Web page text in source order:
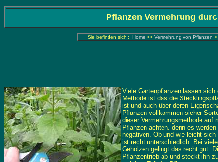
Pflanzen Vermehrung
Sie befinden sich : Home >> Vermehrung von Pflanzen
Viele Gartenpflanzen lassen sich
Methode ist das die
ist und auch über deren
Pflanzen vollkommen sicher
dieser Vermehrungsmethode auf
Pflanzen achten, denn es
negativen. Ob und wie leicht
ist recht unterschiedlich. Bei
Gehölzen gelingt das recht gut.
Pflanzentrieb ab und steckt ihn